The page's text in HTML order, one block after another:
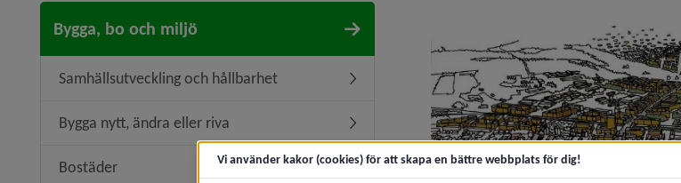
Bygga, bo och miljö
Samhällsutveckling och hållbarhet Undermeny för Samhällsutveckling och hållbarhet
Bygga nytt, ändra eller riva Undermeny för Bygga nytt, ändra eller riva
Bostäder Vi använder kakor (cookies) för att skapa en bättre webbplats för dig!